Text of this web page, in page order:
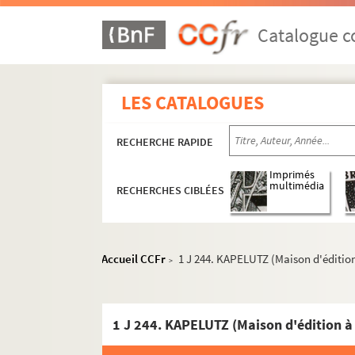
Catalogue
LES CATALOGUES
RECHERCHE RAPIDE
RECHERCHES CIBLÉES
Imprimés
multimédia
Accueil CCFr > 1 J 244. KAPELUTZ (Maison
1 J 244. KAPELUTZ (Maison d'édition